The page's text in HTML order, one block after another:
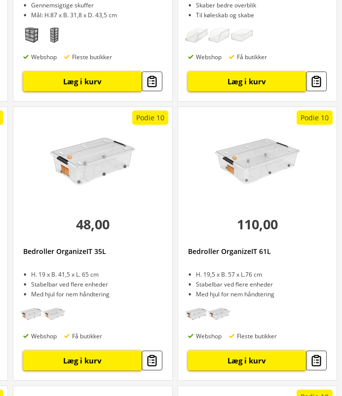
Gennemsigtige skuffer
Mål: H.87 x B. 31,8 x D. 43,5 cm
Webshop Fleste butikker
Læg i kurv
Skaber bedre overblik
Til køleskab og skabe
Webshop Få butikker
Læg i kurv
Podie 10
48,00
Bedroller OrganizeIT 35L
H. 19 x B. 41,5 x L. 65 cm
Stabelbar ved flere enheder
Med hjul for nem håndtering
Webshop Få butikker
Læg i kurv
Podie 10
110,00
Bedroller OrganizeIT 61L
H. 19,5 x B. 57 x L.76 cm
Stabelbar ved flere enheder
Med hjul for nem håndtering
Webshop Fleste butikker
Læg i kurv